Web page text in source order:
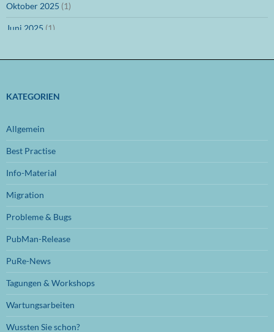
Oktober 2025 (1)
Juni 2025 (1)
November 2024
KATEGORIEN
Allgemein
Best Practise
Info-Material
Migration
Probleme & Bugs
PubMan-Release
PuRe-News
Tagungen & Workshops
Wartungsarbeiten
Wussten Sie schon?